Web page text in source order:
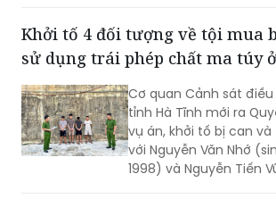
Khởi tố 4 đối tượng về tội mua
sử dụng trái phép chất ma túy
Cơ quan Cảnh sát
tỉnh Hà Tĩnh mới ra
vụ án, khởi tố bị can
với Nguyễn Văn Nhớ
1998) và Nguyễn Tiến